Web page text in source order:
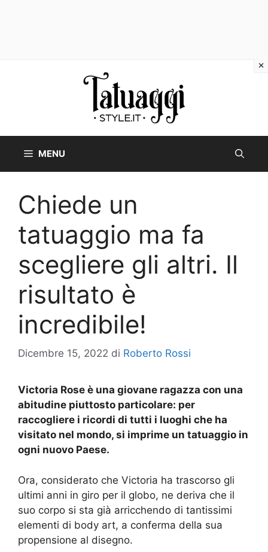
MENU
Chiede un
tatuaggio ma fa
scegliere gli altri. Il
risultato è
incredibile!
Dicembre 15, 2022 di Roberto Rossi
Victoria Rose è una giovane ragazza con una
abitudine piuttosto particolare: per
raccogliere i ricordi di tutti i luoghi che ha
visitato nel mondo, si imprime un tatuaggio in
ogni nuovo Paese.
Ora, considerato che Victoria ha trascorso gli
ultimi anni in giro per il globo, ne deriva che il
suo corpo si sta già arricchendo di tantissimi
elementi di body art, a conferma della sua
propensione al disegno.